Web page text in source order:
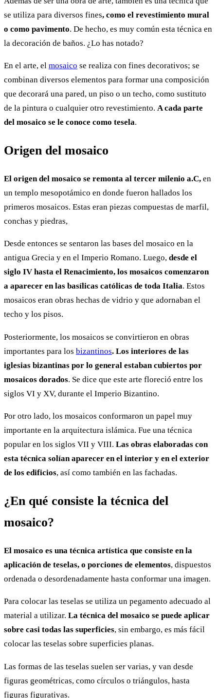
se utiliza para diversos fines, como el revestimiento mural
o como pavimento. De hecho, es muy común esta técnica en
la decoración de baños. ¿Lo has notado?
En el arte, el mosaico se realiza con fines decorativos; se
combinan diversos elementos para formar una composición
que decorará una pared, un piso o un techo, como sustituto
de la pintura o cualquier otro revestimiento. A cada parte
del mosaico se le conoce como tesela.
Origen del mosaico
El origen del mosaico se remonta al tercer milenio a.C, en
un templo mesopotámico en donde fueron hallados los
primeros mosaicos. Estas eran piezas compuestas de marfil,
conchas y piedras,
Desde entonces se sentaron las bases del mosaico en la
antigua Grecia y en el Imperio Romano. Luego, desde el
siglo IV hasta el Renacimiento, los mosaicos comenzaron
a aparecer en las basílicas católicas de toda Italia. Estos
mosaicos eran obras hechas de vidrio y que adornaban el
techo y los pisos.
Posteriormente, los mosaicos se convirtieron en obras
importantes para los bizantinos. Los interiores de las
iglesias bizantinas por lo general estaban cubiertos por
mosaicos dorados. Se dice que este arte floreció entre los
siglos VI y XV, durante el Imperio Bizantino.
Por otro lado, los mosaicos conformaron un papel muy
importante en la arquitectura islámica. Fue una técnica
popular en los siglos VII y VIII. Las obras elaboradas con
esta técnica solían aparecer en el interior y en el exterior
de los edificios, así como también en las fachadas.
¿En qué consiste la técnica del
mosaico?
El mosaico es una técnica artística que consiste en la
aplicación de teselas, o porciones de elementos, dispuestos
ordenada o desordenadamente hasta conformar una imagen.
Para colocar las teselas se utiliza un pegamento adecuado al
material a utilizar. La técnica del mosaico se puede aplicar
sobre casi todas las superficies, sin embargo, es más fácil
colocar las teselas sobre superficies planas.
Las formas de las teselas suelen ser varias, y van desde
figuras geométricas, como círculos o triángulos, hasta
figuras figurativas.